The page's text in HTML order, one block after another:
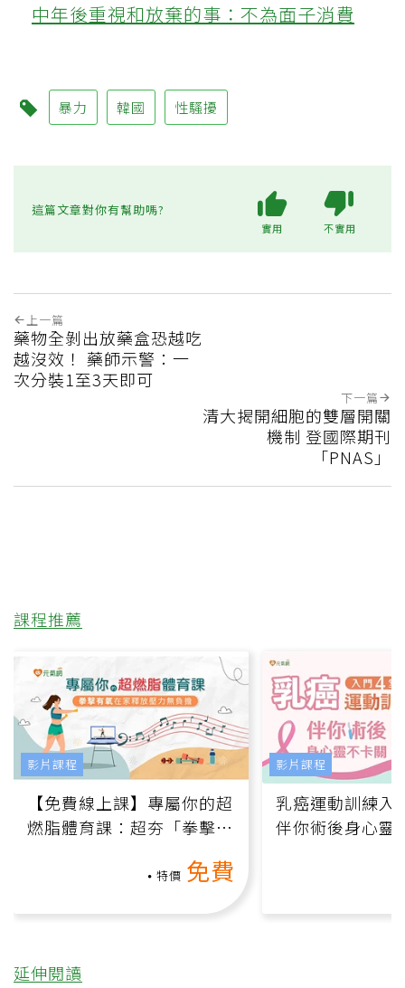
中年後重視和放棄的事：不為面子消費
暴力 韓國 性騷擾
這篇文章對你有幫助嗎?
實用 不實用
上一篇
藥物全剝出放藥盒恐越吃
越沒效！ 藥師示警：一
次分裝1至3天即可
下一篇
清大揭開細胞的雙層開關
機制 登國際期刊
「PNAS」
課程推薦
【免費線上課】專屬你的超
燃脂體育課：超夯「拳擊有
特價 免費
影片課程
乳癌運動訓練入
伴你術後身心靈
影片課程
延伸閱讀